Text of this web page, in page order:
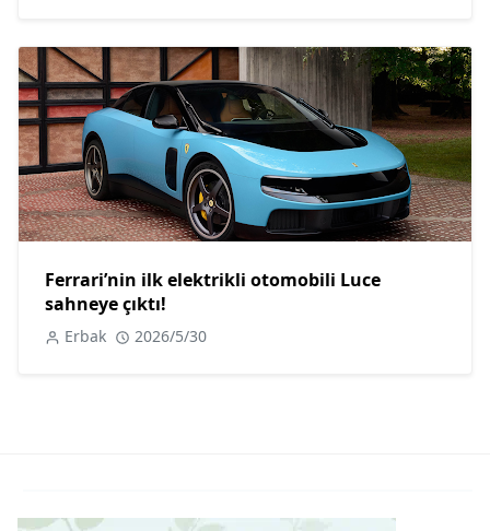
Ferrari’nin ilk elektrikli otomobili Luce
sahneye çıktı!
Erbak 2026/5/30